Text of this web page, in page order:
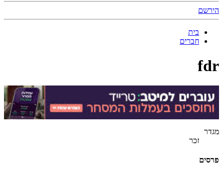
הירשם
בית
חברים
fdr
מגדר
זכר
פרסים